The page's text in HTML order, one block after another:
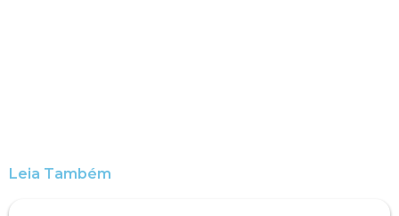
Leia Também
Nutrição
Ouvidoria
Portal do RH